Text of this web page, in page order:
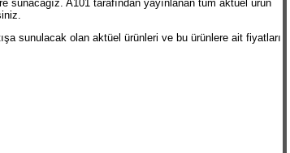
sunacağız. A101 tarafından yayınlanan tüm aktüel ürün
sunulacak olan aktüel ürünleri ve bu ürünlere ait fiyatları